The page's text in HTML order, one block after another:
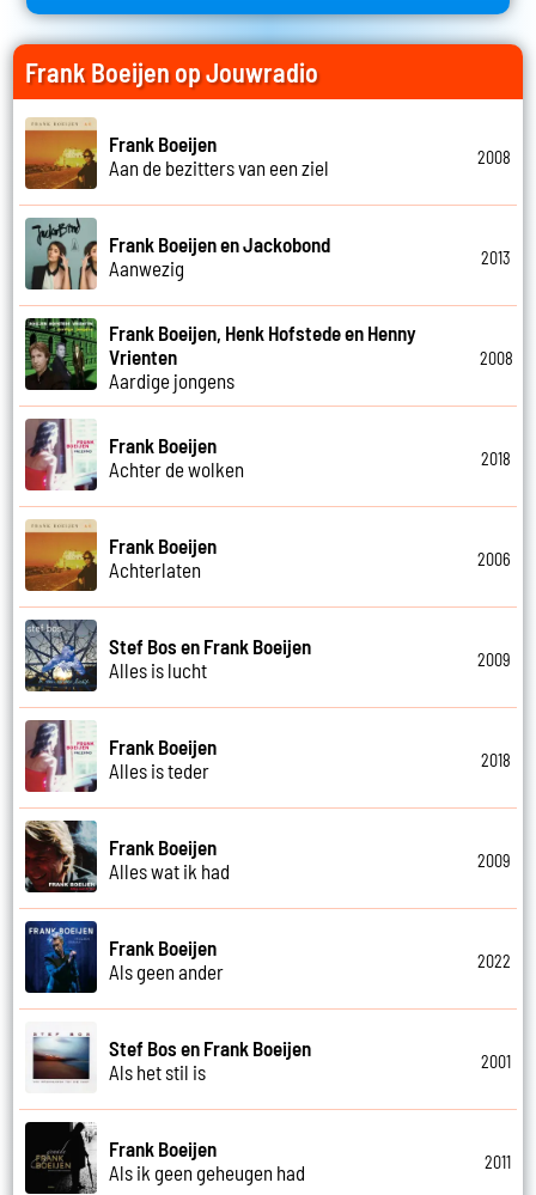
Frank Boeijen op Jouwradio
Frank Boeijen
Aan de bezitters van een ziel
2008
Frank Boeijen en Jackobond
Aanwezig
2013
Frank Boeijen, Henk Hofstede en Henny
Vrienten
Aardige jongens
2008
Frank Boeijen
Achter de wolken
2018
Frank Boeijen
Achterlaten
2006
Stef Bos en Frank Boeijen
Alles is lucht
2009
Frank Boeijen
Alles is teder
2018
Frank Boeijen
Alles wat ik had
2009
Frank Boeijen
Als geen ander
2022
Stef Bos en Frank Boeijen
Als het stil is
2001
Frank Boeijen
Als ik geen geheugen had
2011